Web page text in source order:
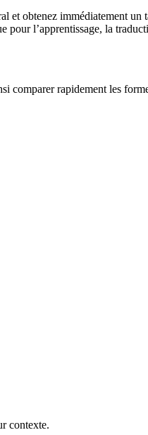
et obtenez immédiatement
pour l’apprentissage, la
comparer rapidement les
contexte.